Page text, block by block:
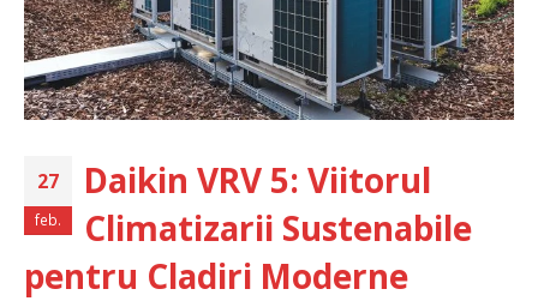
27
feb.
Daikin VRV 5: Viitorul
Climatizarii Sustenabile
pentru Cladiri Moderne